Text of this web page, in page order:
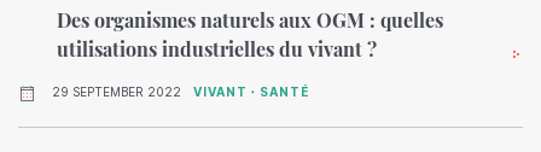
Des organismes naturels aux OGM : quelles
utilisations industrielles du vivant ?
29 SEPTEMBER 2022 VIVANT・SANTÉ